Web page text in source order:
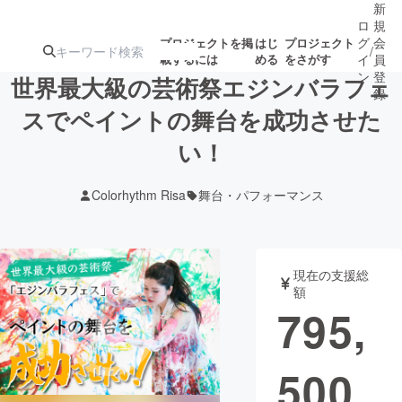
プロジェクトを掲
載するには
はじ
める
プロジェクト
をさがす
注目の新着プロ
テクノロジー・ガジェット
映像・映画 書籍・雑誌
ビジネス・起業 チャレンジ
ロ
グ
イ
ン
/
新
規
会
員
登
録
世界最大級の芸術祭エジンバラフェ
スでペイントの舞台を成功させた
い！
Colorhythm Risa 舞台・パフォーマンス
現在の支援総
額
795,